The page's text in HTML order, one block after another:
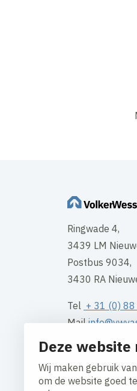
Deze
Wij maken gebruik
om de website goed
Ringwade 4,
3439 LM
Postbus 9034,
3430 RA
Tel + 31 (0)
Mail
Contact